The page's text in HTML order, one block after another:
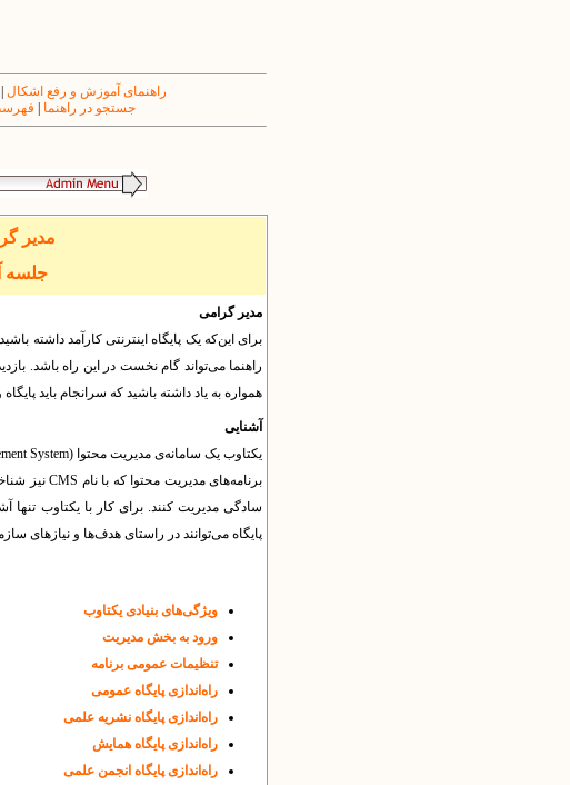
راهنمای آموزش و رفع اشکال
جستجو در راهنما
مدیر
جلسه
مدیر گرامی
برای این‌که یک پایگاه اینترنتی کارآمد داشته
راهنما می‌تواند گام نخست در این راه باشد.
همواره به یاد داشته باشید که سرانجام باید
آشنایی
برنامه‌های مدیریت محتوا که با نام CMSنیز
سادگی مدیریت کنند. برای کار با یکتاوب تنها
پایگاه می‌توانند در راستای هدف‌ها و نیازهای
ویژگی‌های بنیادی یکتاوب
ورود به بخش مدیریت
تنظیمات عمومی برنامه
راه‌اندازی پایگاه عمومی
راه‌اندازی پایگاه نشریه علمی
راه‌اندازی پایگاه همایش
راه‌اندازی پایگاه انجمن علمی